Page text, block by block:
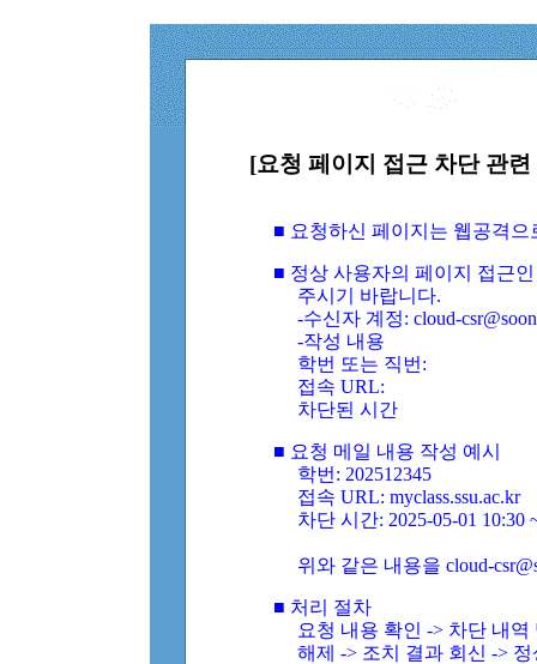
[요청 페이지 접근 차단 관
■ 요청하신 페이지는 웹공격
■ 정상 사용자의 페이지 접근
주시기 바랍니다.
-수신자 계정: cloud-
-작성 내용
학번 또는 직번:
접속 URL:
차단된 시간
■ 요청 메일 내용 작성 예시
학번: 202512345
접속 URL: myclass.ssu.ac.kr
차단 시간: 2025-05-01 10:30
위와 같은 내용을 cloud-
■ 처리 절차
요청 내용 확인 -> 차단 내
해제 -> 조치 결과 회신 ->